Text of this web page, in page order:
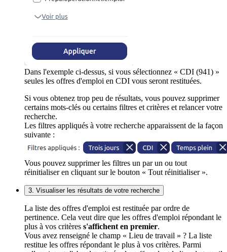
Dans l'exemple ci-dessus, si vous sélectionnez « CDI (941) »
seules les offres d'emploi en CDI vous seront restituées.
Si vous obtenez trop peu de résultats, vous pouvez supprimer
certains mots-clés ou certains filtres et critères et relancer votre
recherche.
Les filtres appliqués à votre recherche apparaissent de la façon
suivante :
Vous pouvez supprimer les filtres un par un ou tout
réinitialiser en cliquant sur le bouton « Tout réinitialiser ».
3. Visualiser les résultats de votre recherche
La liste des offres d'emploi est restituée par ordre de
pertinence. Cela veut dire que les offres d'emploi répondant le
plus à vos critères s'affichent en premier.
Vous avez renseigné le champ « Lieu de travail » ? La liste
restitue les offres répondant le plus à vos critères. Parmi